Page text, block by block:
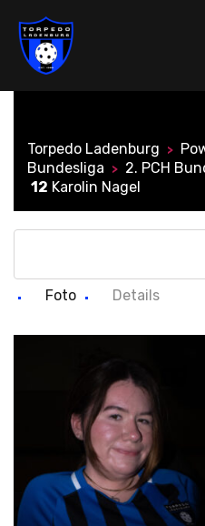
Torpedo Ladenburg >
Bundesliga
> 2. PCH
12 Karolin Nagel
Foto Details